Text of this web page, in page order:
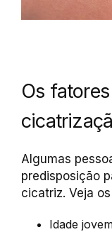
Os
Algumas
predisposição
cicatriz. Veja
Idade